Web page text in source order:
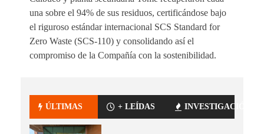
una sobre el 94% de sus residuos, certificándose bajo
el riguroso estándar internacional SCS Standard for
Zero Waste (SCS-110) y consolidando así el
compromiso de la Compañía con la sostenibilidad.
ÚLTIMAS + LEÍDAS INVESTIGACIÓN